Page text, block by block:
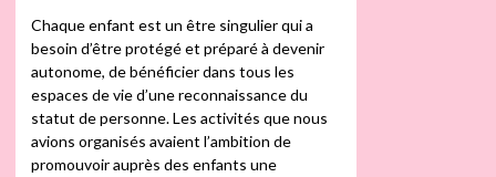
Chaque enfant est un être singulier qui a
besoin d’être protégé et préparé à devenir
autonome, de bénéficier dans tous les
espaces de vie d’une reconnaissance du
statut de personne. Les activités que nous
avions organisés avaient l’ambition de
promouvoir auprès des enfants une